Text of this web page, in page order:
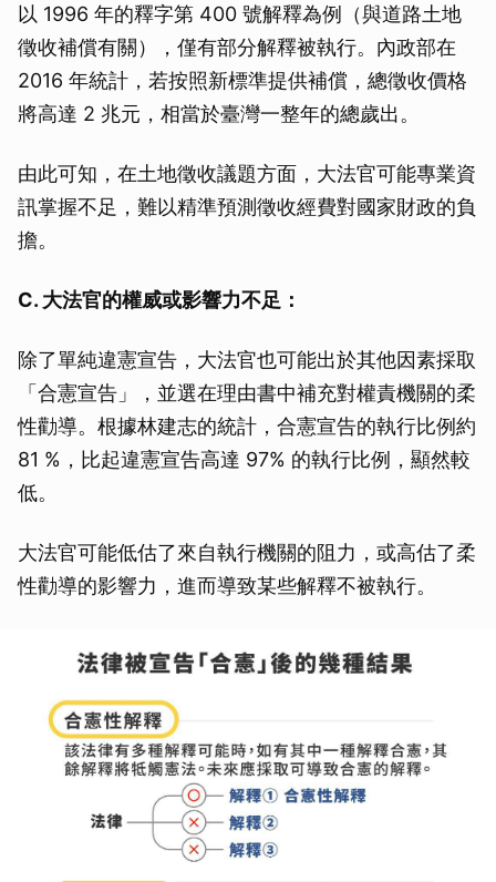
以 1996 年的釋字第 400 號解釋為例（與道路土地
徵收補償有關），僅有部分解釋被執行。內政部在
2016 年統計，若按照新標準提供補償，總徵收價格
將高達 2 兆元，相當於臺灣一整年的總歲出。
由此可知，在土地徵收議題方面，大法官可能專業資
訊掌握不足，難以精準預測徵收經費對國家財政的負
擔。
C. 大法官的權威或影響力不足：
除了單純違憲宣告，大法官也可能出於其他因素採取
「合憲宣告」，並選在理由書中補充對權責機關的柔
性勸導。根據林建志的統計，合憲宣告的執行比例約
81 %，比起違憲宣告高達 97% 的執行比例，顯然較
低。
大法官可能低估了來自執行機關的阻力，或高估了柔
性勸導的影響力，進而導致某些解釋不被執行。